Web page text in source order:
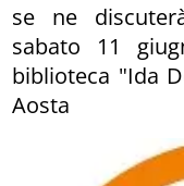
se ne
sabato 11
biblioteca "Ida
Aosta